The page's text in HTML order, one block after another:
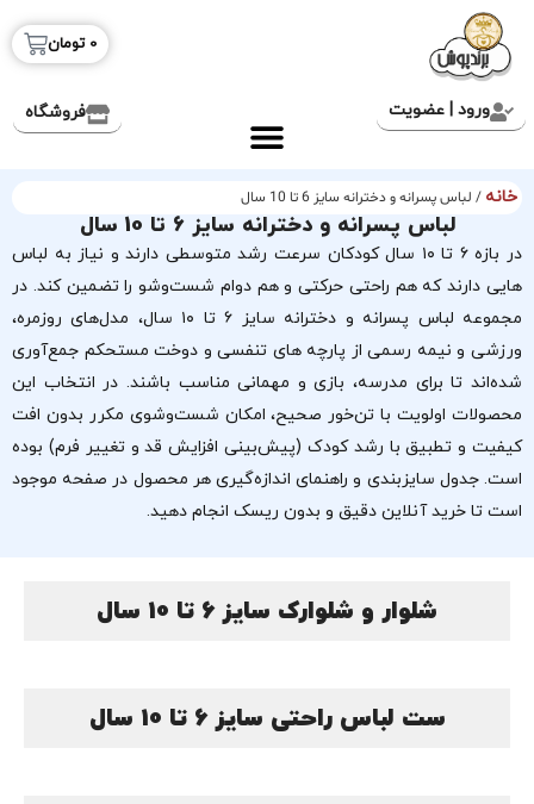
0 تومان
ورود | عضویت فروشگاه
خانه / لباس پسرانه و دخترانه سایز 6 تا 10 سال
لباس پسرانه و دخترانه سایز 6 تا 10 سال
در بازه ۶ تا ۱۰ سال کودکان سرعت رشد متوسطی دارند و نیاز به لباس
هایی دارند که هم راحتی حرکتی و هم دوام شست‌وشو را تضمین کند. در
مجموعه لباس پسرانه و دخترانه سایز ۶ تا ۱۰ سال، مدل‌های روزمره،
ورزشی و نیمه رسمی از پارچه های تنفسی و دوخت مستحکم جمع‌آوری
شده‌اند تا برای مدرسه، بازی و مهمانی مناسب باشند. در انتخاب این
محصولات اولویت با تن‌خور صحیح، امکان شست‌وشوی مکرر بدون افت
کیفیت و تطبیق با رشد کودک (پیش‌بینی افزایش قد و تغییر فرم) بوده
است. جدول سایزبندی و راهنمای اندازه‌گیری هر محصول در صفحه موجود
است تا خرید آنلاین دقیق و بدون ریسک انجام دهید.
شلوار و شلوارک سایز 6 تا 10 سال
ست لباس راحتی سایز 6 تا 10 سال